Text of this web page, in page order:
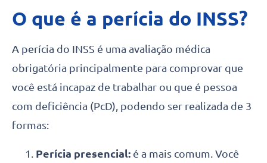
O que é a perícia do INSS?
A perícia do INSS é uma avaliação médica
obrigatória principalmente para comprovar que
você está incapaz de trabalhar ou que é pessoa
com deficiência (PcD), podendo ser realizada de 3
formas:
Perícia presencial: é a mais comum. Você